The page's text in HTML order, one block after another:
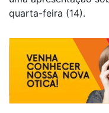
quarta-feira (14).